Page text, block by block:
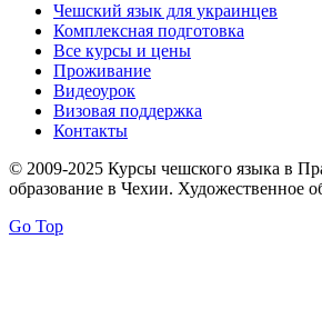
Чешский язык для украинцев
Комплексная подготовка
Все курсы и цены
Проживание
Видеоурок
Визовая поддержка
Контакты
© 2009-2025 Курсы чешского языка в
образование в Чехии. Художественное
Go Top